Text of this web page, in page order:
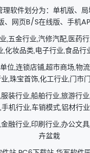
理软件划分为：单机版、
、网页B/S在线版、手机
,五金行业,汽修汽配,医药
,化妆品类,电子行业,食品行
位,连锁店铺,超市商场,物
,珠宝首饰,化工行业,门市
装行业,船舶行业,旅游行
机行业,车销模式,铝材行
融行业,印刷行业,办公文
卉盆栽